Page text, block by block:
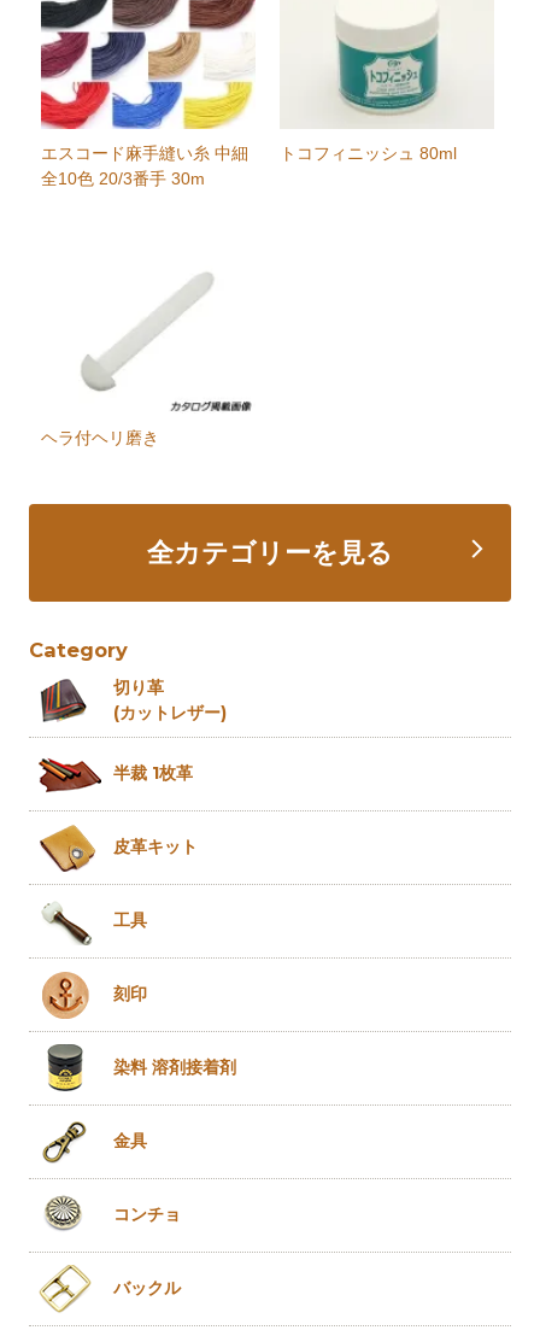
エスコード麻手縫い糸 中細
全10色 20/3番手 30m
トコフィニッシュ 80ml
ヘラ付ヘリ磨き
全カテゴリーを見る
Category
切り革
(カットレザー)
半裁 1枚革
皮革キット
工具
刻印
染料 溶剤接着剤
金具
コンチョ
バックル